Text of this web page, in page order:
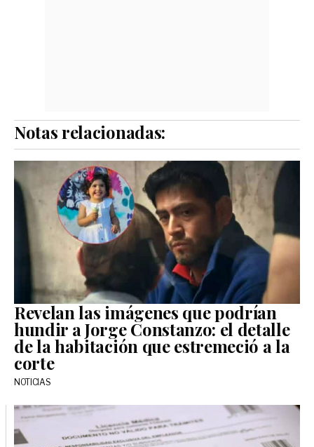
Notas relacionadas:
Revelan las imágenes que podrían
hundir a Jorge Constanzo: el detalle
de la habitación que estremeció a la
corte
NOTICIAS